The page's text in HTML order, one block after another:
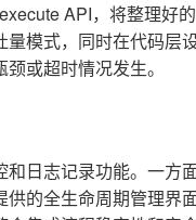
API，将整理好
模式，同时在代码层
或超时情况发生。
日志记录功能。一方
的全生命周期管理界